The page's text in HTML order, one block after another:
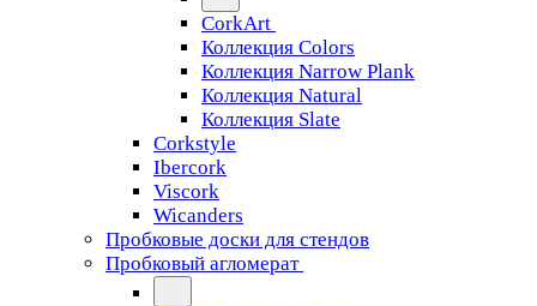
CorkArt
Коллекция Colors
Коллекция Narrow Plank
Коллекция Natural
Коллекция Slate
Corkstyle
Ibercork
Viscork
Wicanders
Пробковые доски для стендов
Пробковый агломерат